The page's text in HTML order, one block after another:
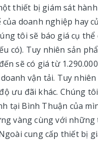
thiết bị giám sát
doanh nghiệp hay
tôi sẽ báo giá cụ
có). Tuy nhiên sản
sẽ có giá từ
vận tải. Tuy
ưu đãi khác. Chúng
tại Bình Thuận của
vàng cùng với
cung cấp thiết bị